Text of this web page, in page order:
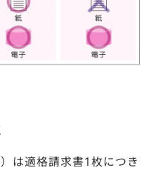
は適格請求書1 枚につき